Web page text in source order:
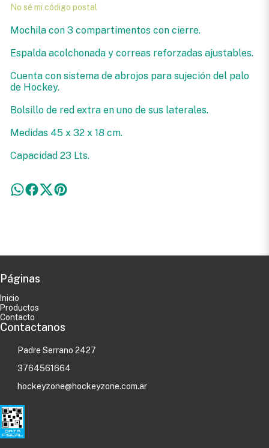
No sé mi código postal
Mochila con 3 compartimentos con cierre.
Espalda acolchonada y correas reforzadas ajustables.
Cuenta con sistema de abrojos para sujeción del palo
de Hockey.
Bolsillo de red extra en uno de sus laterales.
Medidas 45 x 32 x 18 cm.
Capacidad 23 Lts.
Páginas
Inicio
Productos
Contacto
Contactanos
Padre Serrano 2427
3764561664
hockeyzone@hockeyzone.com.ar